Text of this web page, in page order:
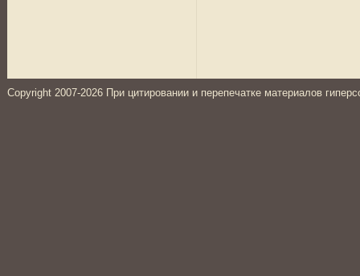
Copyright 2007-2026 При цитировании и перепечатке материалов